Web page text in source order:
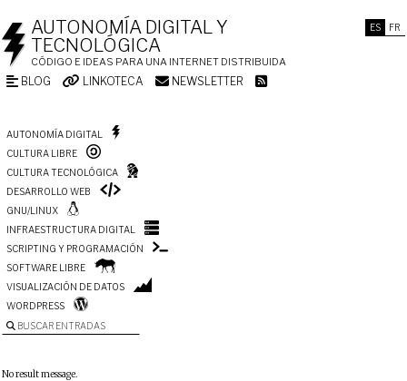
ES FR
AUTONOMÍA DIGITAL Y
TECNOLÓGICA
CÓDIGO E IDEAS PARA UNA INTERNET DISTRIBUIDA
BLOG LINKOTECA NEWSLETTER
AUTONOMÍA DIGITAL
CULTURA LIBRE
CULTURA TECNOLÓGICA
DESARROLLO WEB
GNU/LINUX
INFRAESTRUCTURA DIGITAL
SCRIPTING Y PROGRAMACIÓN
SOFTWARE LIBRE
VISUALIZACIÓN DE DATOS
WORDPRESS
BUSCAR ENTRADAS
No result message.